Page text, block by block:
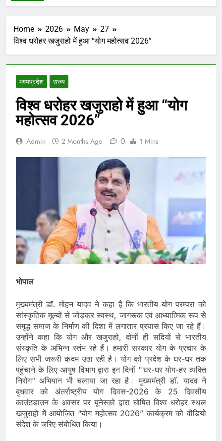
Home 2026 May
27
विश्व धरोहर खजुराहो में हुआ “योग महोत्सव 2026”
मध्‍यप्रदेश राज्य
विश्व धरोहर खजुराहो में हुआ “योग
महोत्सव 2026”
Admin 2 Months Ago 0 1 Mins
भोपाल
मुख्यमंत्री डॉ. मोहन यादव ने कहा है कि भारतीय योग परम्परा को
सांस्कृतिक मूल्यों से जोड़कर स्वस्थ, जागरूक एवं आध्यात्मिक रूप से
समृद्ध समाज के निर्माण की दिशा में लगातार प्रयास किए जा रहे हैं।
उन्होंने कहा कि योग और खजुराहो, दोनों ही सदियों से भारतीय
संस्कृति के अभिन्न स्तंभ रहे हैं। हमारी सरकार योग के प्रचार के
लिए सभी जरूरी कदम उठा रही है। योग को प्रदेश के घर-घर तक
पहुंचाने के लिए आयुष विभाग द्वारा इन दिनों ''घर-घर योग-हर व्यक्ति
निरोग" अभियान भी चलाया जा रहा है। मुख्यमंत्री डॉ. यादव ने
बुधवार को अंतर्राष्ट्रीय योग दिवस-2026 के 25 दिवसीय
काउंटडाउन के अवसर पर यूनेस्को द्वारा घोषित विश्व धरोहर स्थल
खजुराहो में आयोजित “योग महोत्सव 2026” कार्यक्रम को वीडियो
संदेश के जरिए संबोधित किया।